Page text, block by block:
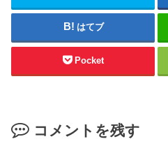
はてブ
Pocket
コメントを残す